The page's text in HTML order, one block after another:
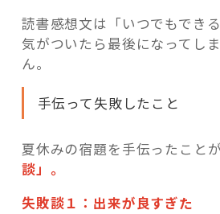
読書感想文は「いつでもでき
気がついたら最後になってし
ん。
手伝って失敗したこと
夏休みの宿題を手伝ったこと
談」。
失敗談１：出来が良すぎた